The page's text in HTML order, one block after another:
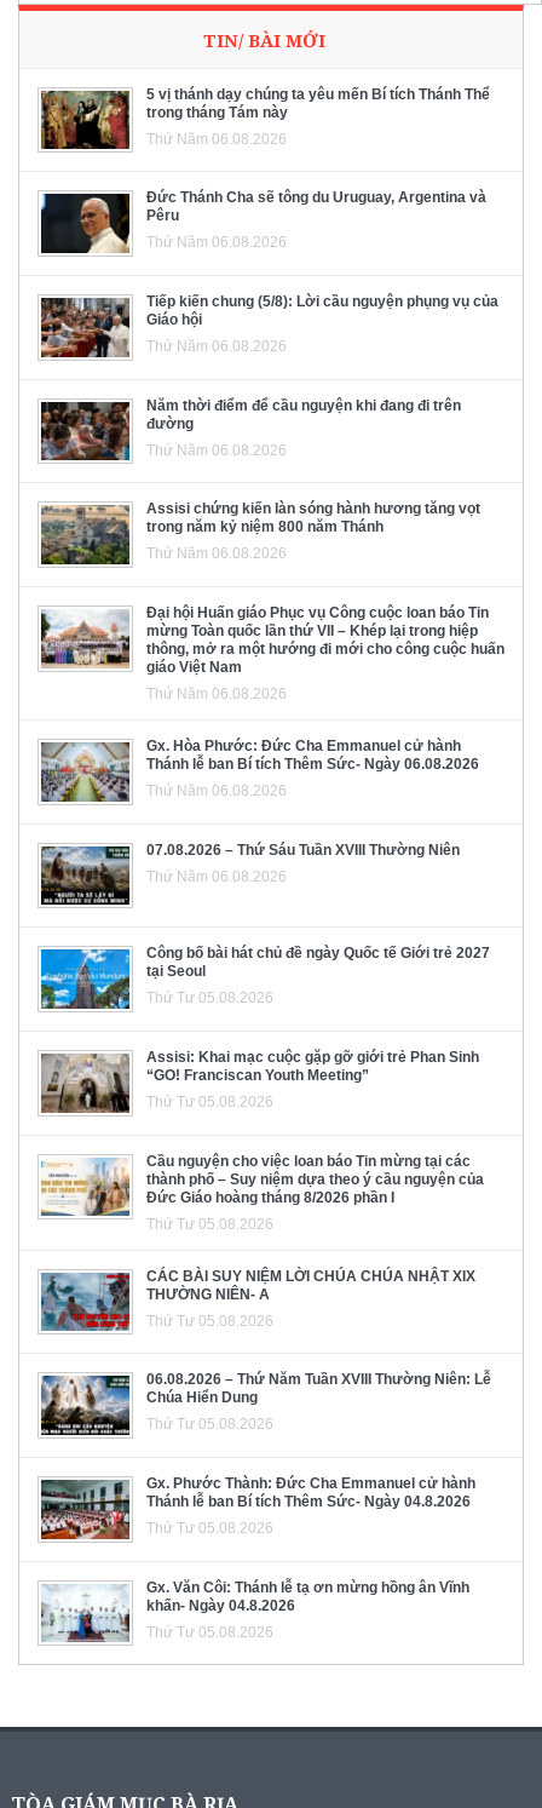
TIN/ BÀI MỚI
5 vị thánh dạy chúng ta yêu mến Bí tích Thánh Thể
trong tháng Tám này
Thứ Năm 06.08.2026
Đức Thánh Cha sẽ tông du Uruguay, Argentina và
Pêru
Thứ Năm 06.08.2026
Tiếp kiến chung (5/8): Lời cầu nguyện phụng vụ của
Giáo hội
Thứ Năm 06.08.2026
Năm thời điểm để cầu nguyện khi đang đi trên
đường
Thứ Năm 06.08.2026
Assisi chứng kiến làn sóng hành hương tăng vọt
trong năm kỷ niệm 800 năm Thánh
Thứ Năm 06.08.2026
Đại hội Huấn giáo Phục vụ Công cuộc loan báo Tin
mừng Toàn quốc lần thứ VII – Khép lại trong hiệp
thông, mở ra một hướng đi mới cho công cuộc huấn
giáo Việt Nam
Thứ Năm 06.08.2026
Gx. Hòa Phước: Đức Cha Emmanuel cử hành
Thánh lễ ban Bí tích Thêm Sức- Ngày 06.08.2026
Thứ Năm 06.08.2026
07.08.2026 – Thứ Sáu Tuần XVIII Thường Niên
Thứ Năm 06.08.2026
Công bố bài hát chủ đề ngày Quốc tế Giới trẻ 2027
tại Seoul
Thứ Tư 05.08.2026
Assisi: Khai mạc cuộc gặp gỡ giới trẻ Phan Sinh
“GO! Franciscan Youth Meeting”
Thứ Tư 05.08.2026
Cầu nguyện cho việc loan báo Tin mừng tại các
thành phố – Suy niệm dựa theo ý cầu nguyện của
Đức Giáo hoàng tháng 8/2026 phần I
Thứ Tư 05.08.2026
CÁC BÀI SUY NIỆM LỜI CHÚA CHÚA NHẬT XIX
THƯỜNG NIÊN- A
Thứ Tư 05.08.2026
06.08.2026 – Thứ Năm Tuần XVIII Thường Niên: Lễ
Chúa Hiển Dung
Thứ Tư 05.08.2026
Gx. Phước Thành: Đức Cha Emmanuel cử hành
Thánh lễ ban Bí tích Thêm Sức- Ngày 04.8.2026
Thứ Tư 05.08.2026
Gx. Văn Côi: Thánh lễ tạ ơn mừng hồng ân Vĩnh
khấn- Ngày 04.8.2026
Thứ Tư 05.08.2026